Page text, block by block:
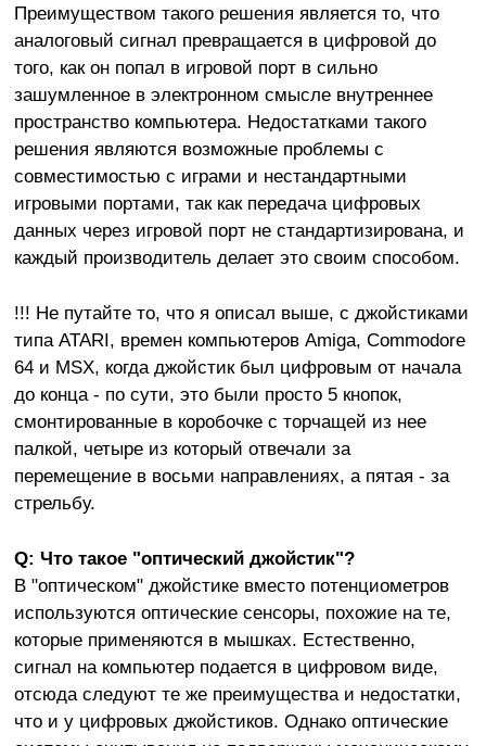
Преимуществом такого решения является то, что
аналоговый сигнал превращается в цифровой до
того, как он попал в игровой порт в сильно
зашумленное в электронном смысле внутреннее
пространство компьютера. Недостатками такого
решения являются возможные проблемы с
совместимостью с играми и нестандартными
игровыми портами, так как передача цифровых
данных через игровой порт не стандартизирована, и
каждый производитель делает это своим способом.
!!! Не путайте то, что я описал выше, с джойстиками
типа ATARI, времен компьютеров Amiga, Commodore
64 и MSX, когда джойстик был цифровым от начала
до конца - по сути, это были просто 5 кнопок,
смонтированные в коробочке с торчащей из нее
палкой, четыре из который отвечали за
перемещение в восьми направлениях, а пятая - за
стрельбу.
Q: Что такое "оптический джойстик"?
В "оптическом" джойстике вместо потенциометров
используются оптические сенсоры, похожие на те,
которые применяются в мышках. Естественно,
сигнал на компьютер подается в цифровом виде,
отсюда следуют те же преимущества и недостатки,
что и у цифровых джойстиков. Однако оптические